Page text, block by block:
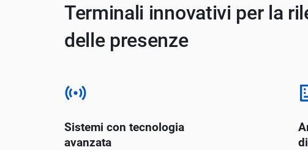
Terminali innovativi per la
delle presenze
Sistemi con tecnologia
avanzata